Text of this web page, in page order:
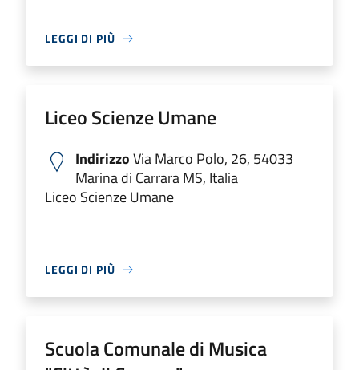
LEGGI DI PIÙ
Liceo Scienze Umane
IndirizzoVia Marco Polo, 26, 54033
Marina di Carrara MS, Italia
Liceo Scienze Umane
LEGGI DI PIÙ
Scuola Comunale di Musica